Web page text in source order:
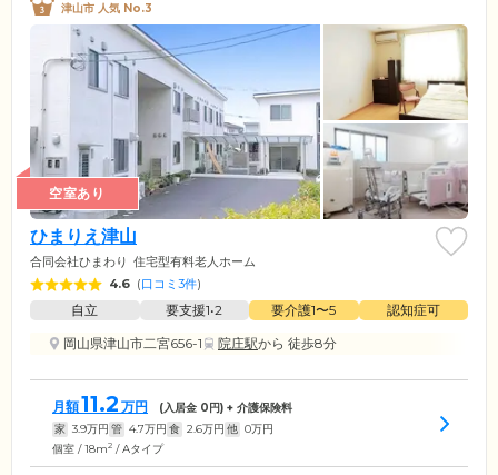
津山市 人気 No.3
空室あり
ひまりえ津山
合同会社ひまわり 住宅型有料老人ホーム
4.6 (口コミ3件)
自立 要支援1•2 要介護1〜5
認知症可
岡山県津山市二宮656-1
院庄駅から 徒歩8分
月額11.2 万円 (入居金 0円) + 介護保険料
家 3.9万円 管 4.7万円 食 2.6万円 他 0万円
個室 / 18m2 / Aタイプ